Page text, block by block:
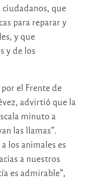
que
para reparar y
y que
y de los
el Frente de
advirtió que la
minuto a
las llamas”.
los animales es
a nuestros
es admirable”,